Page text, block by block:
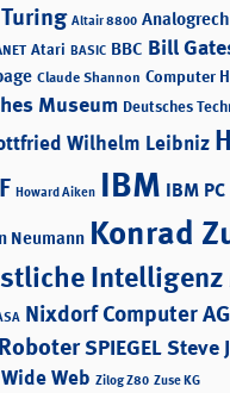
Altair 8800
Atari BASIC BBC Bill
Claude Shannon Computer
Museum Deutsches
Wilhelm Leibniz
Howard Aiken IBM IBM PC
Neumann Konrad
Intelligenz
Nixdorf Computer AG
RoboterSPIEGELSteve
Web Zilog Z80 Zuse KG